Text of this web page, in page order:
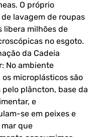
O próprio
lavagem de roupas
libera milhões de
no esgoto.
da Cadeia
No ambiente
microplásticos são
pelo plâncton, base da
e
se em peixes e
que